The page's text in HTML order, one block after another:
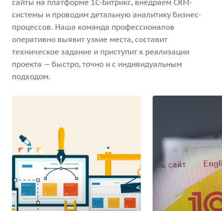
сайты на платформе 1С-Битрикс, внедряем CRM-
системы и проводим детальную аналитику бизнес-
процессов. Наша команда профессионалов
оперативно выявит узкие места, составит
техническое задание и приступит к реализации
проекта — быстро, точно и с индивидуальным
подходом.